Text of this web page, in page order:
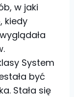
w jaki
kiedy
System
być
Stała się